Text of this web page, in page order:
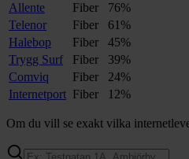
Allente
Fiber
76%
Telenor
Fiber
61%
Halebop
Fiber
45%
Trygg Surf
Fiber
39%
Comviq
Fiber
24%
Internetport Fiber 12%
Om du vill se exakt vilka